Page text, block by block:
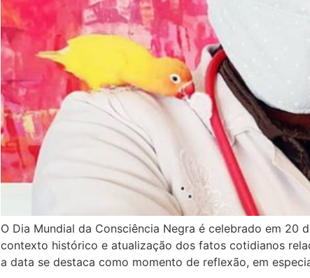
O Dia Mundial da Consciência Negra é celebrado em
contexto histórico e atualização dos fatos cotidianos
a data se destaca como momento de reflexão, em